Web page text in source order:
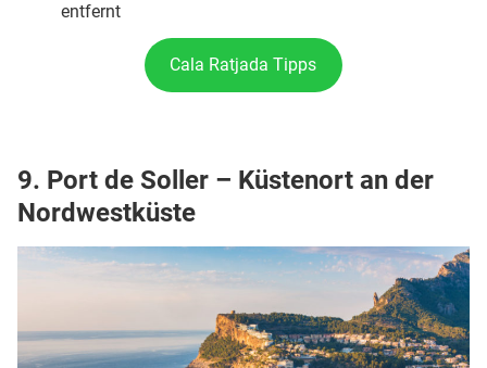
entfernt
Cala Ratjada Tipps
9. Port de Soller – Küstenort an der
Nordwestküste